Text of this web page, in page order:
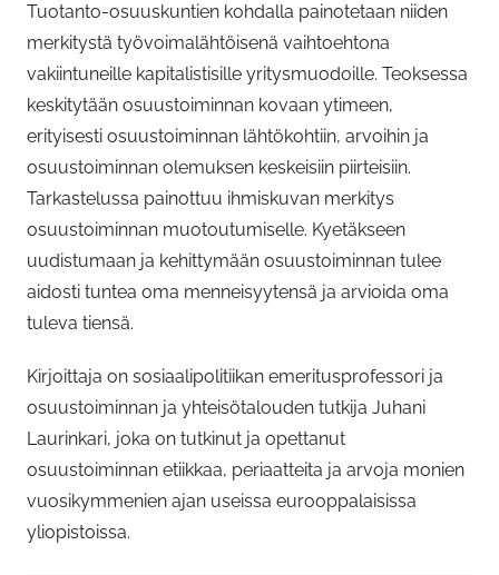
Tuotanto-osuuskuntien kohdalla painotetaan niiden
merkitystä työvoimalähtöisenä vaihtoehtona
vakiintuneille kapitalistisille yritysmuodoille. Teoksessa
keskitytään osuustoiminnan kovaan ytimeen,
erityisesti osuustoiminnan lähtökohtiin, arvoihin ja
osuustoiminnan olemuksen keskeisiin piirteisiin.
Tarkastelussa painottuu ihmiskuvan merkitys
osuustoiminnan muotoutumiselle. Kyetäkseen
uudistumaan ja kehittymään osuustoiminnan tulee
aidosti tuntea oma menneisyytensä ja arvioida oma
tuleva tiensä.
Kirjoittaja on sosiaalipolitiikan emeritusprofessori ja
osuustoiminnan ja yhteisötalouden tutkija Juhani
Laurinkari, joka on tutkinut ja opettanut
osuustoiminnan etiikkaa, periaatteita ja arvoja monien
vuosikymmenien ajan useissa eurooppalaisissa
yliopistoissa.